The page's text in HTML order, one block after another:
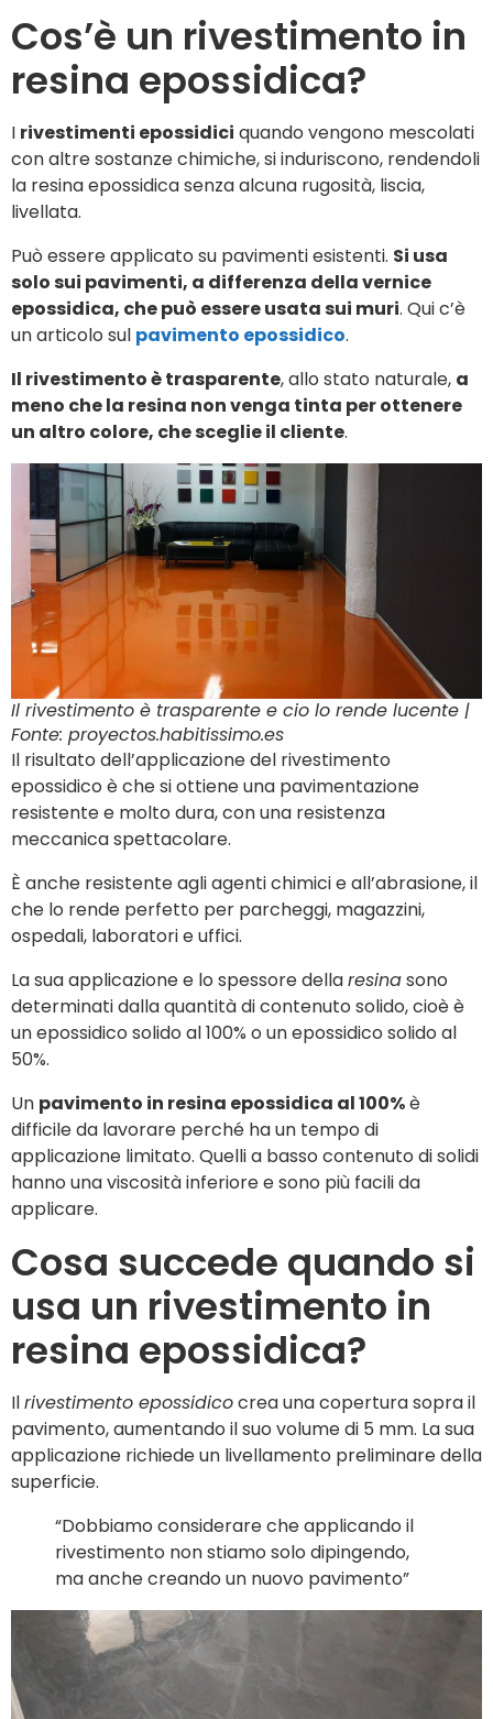
Cos’è un rivestimento in
resina epossidica?
I rivestimenti epossidici quando vengono mescolati
con altre sostanze chimiche, si induriscono, rendendoli
la resina epossidica senza alcuna rugosità, liscia,
livellata.
Può essere applicato su pavimenti esistenti. Si usa
solo sui pavimenti, a differenza della vernice
epossidica, che può essere usata sui muri. Qui c’è
un articolo sul pavimento epossidico.
Il rivestimento è trasparente, allo stato naturale, a
meno che la resina non venga tinta per ottenere
un altro colore, che sceglie il cliente.
Il rivestimento è trasparente e cio lo rende lucente |
Fonte: proyectos.habitissimo.es
Il risultato dell’applicazione del rivestimento
epossidico è che si ottiene una pavimentazione
resistente e molto dura, con una resistenza
meccanica spettacolare.
È anche resistente agli agenti chimici e all’abrasione, il
che lo rende perfetto per parcheggi, magazzini,
ospedali, laboratori e uffici.
La sua applicazione e lo spessore dellaresinasono
determinati dalla quantità di contenuto solido, cioè è
un epossidico solido al 100% o un epossidico solido al
50%.
Un pavimento in resina epossidica al 100%è
difficile da lavorare perché ha un tempo di
applicazione limitato. Quelli a basso contenuto di solidi
hanno una viscosità inferiore e sono più facili da
applicare.
Cosa succede quando si
usa un rivestimento in
resina epossidica?
Ilrivestimento epossidicocrea una copertura sopra il
pavimento, aumentando il suo volume di 5 mm. La sua
applicazione richiede un livellamento preliminare della
superficie.
“Dobbiamo considerare che applicando il
rivestimento non stiamo solo dipingendo,
ma anche creando un nuovo pavimento”